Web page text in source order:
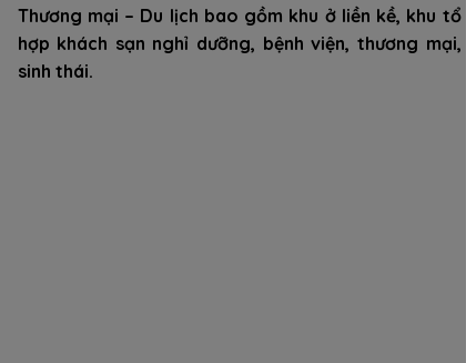
Thương mại – Du lịch bao gồm khu ở liền kề, khu tổ
hợp khách sạn nghỉ dưỡng, bệnh viện, thương mại,
sinh thái.